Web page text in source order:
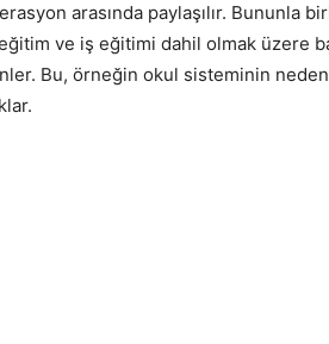
arasında paylaşılır. Bununla
ve iş eğitimi dahil olmak üzere
Bu, örneğin okul sisteminin